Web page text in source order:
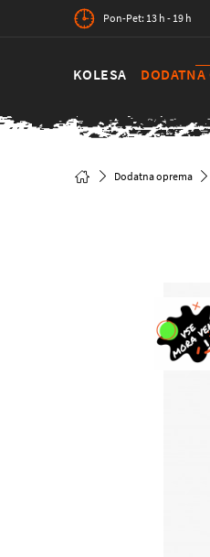
Pon-Pet: 13 h - 19 h
KOLESA DODATNA
Dodatna oprema